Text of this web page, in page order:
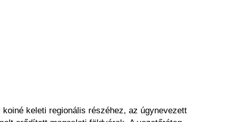
keleti regionális részéhez, az úgynevezett